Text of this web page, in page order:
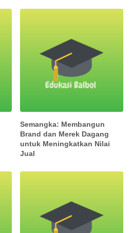
Semangka: Membangun
Brand dan Merek Dagang
untuk Meningkatkan Nilai
Jual